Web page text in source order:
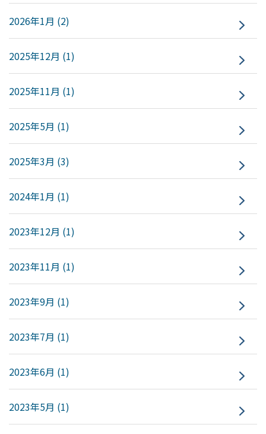
2026年1月 (2)
2025年12月 (1)
2025年11月 (1)
2025年5月 (1)
2025年3月 (3)
2024年1月 (1)
2023年12月 (1)
2023年11月 (1)
2023年9月 (1)
2023年7月 (1)
2023年6月 (1)
2023年5月 (1)